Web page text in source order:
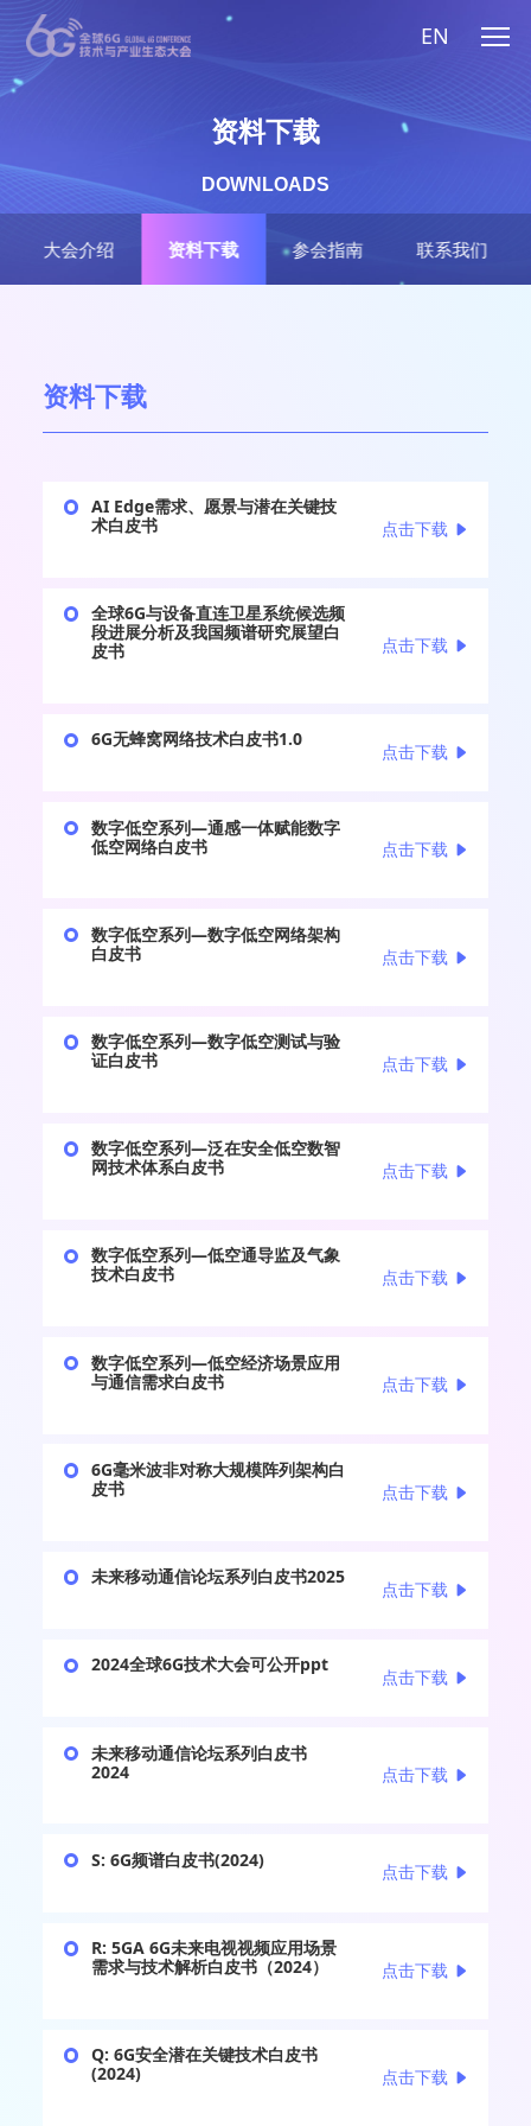
EN
大会介绍 资料下载 参会指南 联系我们
资料下载
DOWNLOADS
资料下载
AI Edge需求、愿景与潜在关键技
术白皮书
点击下载
全球6G与设备直连卫星系统候选频
段进展分析及我国频谱研究展望白
皮书
点击下载
6G无蜂窝网络技术白皮书1.0
点击下载
数字低空系列—通感一体赋能数字
低空网络白皮书
点击下载
数字低空系列—数字低空网络架构
白皮书
点击下载
数字低空系列—数字低空测试与验
证白皮书
点击下载
数字低空系列—泛在安全低空数智
网技术体系白皮书
点击下载
数字低空系列—低空通导监及气象
技术白皮书
点击下载
数字低空系列—低空经济场景应用
与通信需求白皮书
点击下载
6G毫米波非对称大规模阵列架构白
皮书
点击下载
未来移动通信论坛系列白皮书2025
点击下载
2024全球6G技术大会可公开ppt
点击下载
未来移动通信论坛系列白皮书
2024
点击下载
S: 6G频谱白皮书(2024)
点击下载
R: 5GA 6G未来电视视频应用场景
需求与技术解析白皮书（2024）
点击下载
Q: 6G安全潜在关键技术白皮书
(2024)
点击下载